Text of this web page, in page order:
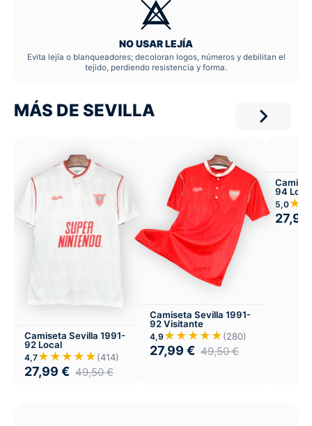
NO USAR LEJÍA
Evita lejía o blanqueadores; decoloran logos, números y debilitan el
tejido, perdiendo resistencia y forma.
MÁS DE SEVILLA
Camiseta Sevilla 1991-
92 Local
4,7★★★★★(414)
27,99 € 49,50€
Camiseta Sevilla 1991-
92 Visitante
4,9 ★★★★★(280)
27,99 € 49,50€
94
5,0
27,99